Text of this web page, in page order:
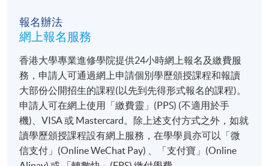
報名辦法
網上報名服務
香港大學專業進修學院提供24小時網上報名及繳費服
務，申請人可通過網上申請個別學歷頒授課程和報讀
大部份公開招生的課程(以先到先得形式報名的課程)。
申請人可在網上使用「繳費靈」(PPS) (不適用於手
機)、VISA 或 Mastercard。除上述支付方式之外，如就
讀學歷頒授課程設有網上服務，在學學員亦可以「微
信支付」(Online WeChat Pay) 、「支付寶」(Online